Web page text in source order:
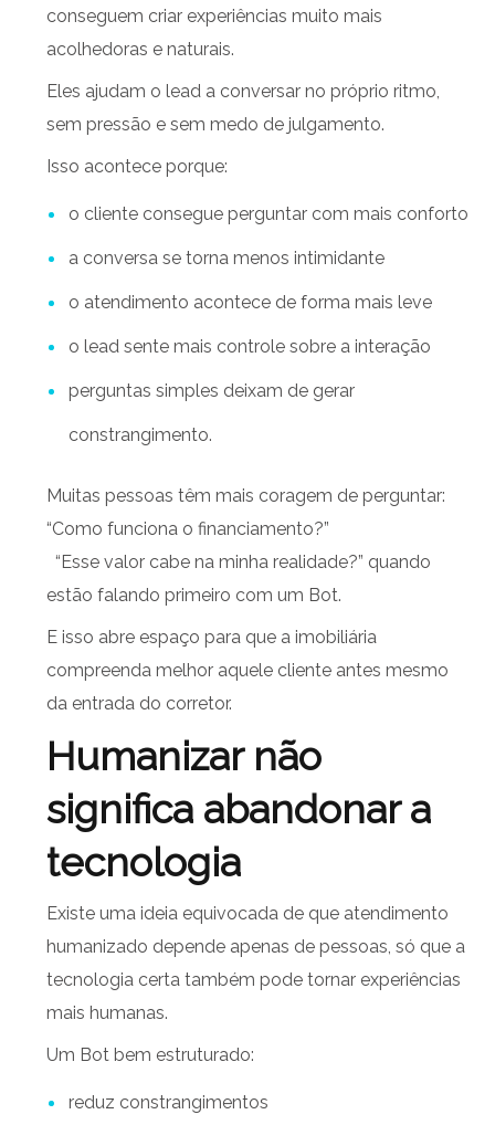
conseguem criar experiências muito mais
acolhedoras e naturais.
Eles ajudam o lead a conversar no próprio ritmo,
sem pressão e sem medo de julgamento.
Isso acontece porque:
o cliente consegue perguntar com mais conforto
a conversa se torna menos intimidante
o atendimento acontece de forma mais leve
o lead sente mais controle sobre a interação
perguntas simples deixam de gerar
constrangimento.
Muitas pessoas têm mais coragem de perguntar:
“Como funciona o financiamento?”
“Esse valor cabe na minha realidade?” quando
estão falando primeiro com um Bot.
E isso abre espaço para que a imobiliária
compreenda melhor aquele cliente antes mesmo
da entrada do corretor.
Humanizar não
significa abandonar a
tecnologia
Existe uma ideia equivocada de que atendimento
humanizado depende apenas de pessoas, só que a
tecnologia certa também pode tornar experiências
mais humanas.
Um Bot bem estruturado:
reduz constrangimentos